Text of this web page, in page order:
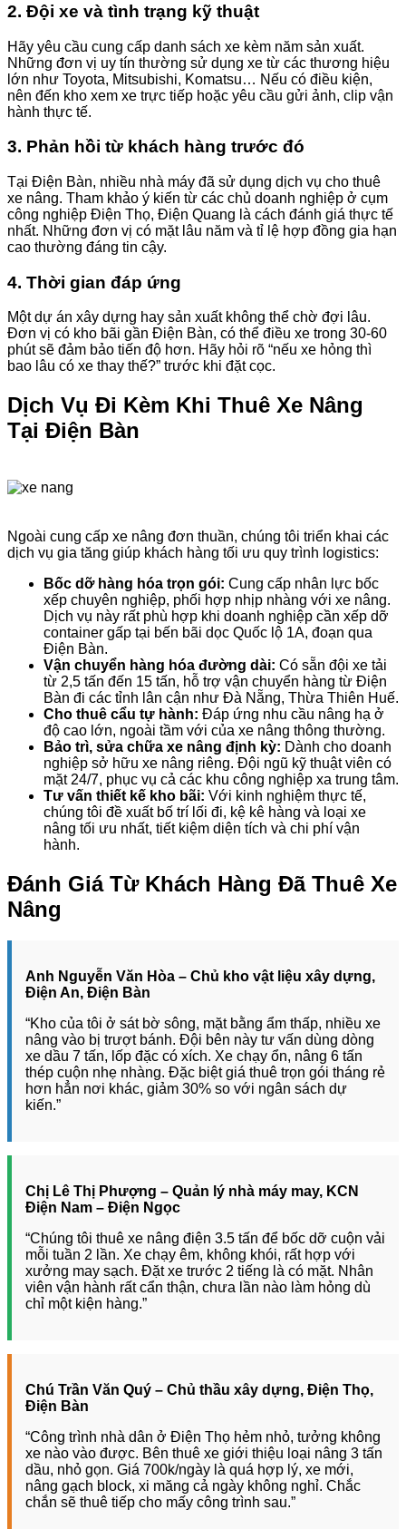
2. Đội xe và tình trạng kỹ thuật
Hãy yêu cầu cung cấp danh sách xe kèm năm sản xuất.
Những đơn vị uy tín thường sử dụng xe từ các thương hiệu
lớn như Toyota, Mitsubishi, Komatsu… Nếu có điều kiện,
nên đến kho xem xe trực tiếp hoặc yêu cầu gửi ảnh, clip vận
hành thực tế.
3. Phản hồi từ khách hàng trước đó
Tại Điện Bàn, nhiều nhà máy đã sử dụng dịch vụ cho thuê
xe nâng. Tham khảo ý kiến từ các chủ doanh nghiệp ở cụm
công nghiệp Điện Thọ, Điện Quang là cách đánh giá thực tế
nhất. Những đơn vị có mặt lâu năm và tỉ lệ hợp đồng gia hạn
cao thường đáng tin cậy.
4. Thời gian đáp ứng
Một dự án xây dựng hay sản xuất không thể chờ đợi lâu.
Đơn vị có kho bãi gần Điện Bàn, có thể điều xe trong 30-60
phút sẽ đảm bảo tiến độ hơn. Hãy hỏi rõ “nếu xe hỏng thì
bao lâu có xe thay thế?” trước khi đặt cọc.
Dịch Vụ Đi Kèm Khi Thuê Xe Nâng
Tại Điện Bàn
Ngoài cung cấp xe nâng đơn thuần, chúng tôi triển khai các
dịch vụ gia tăng giúp khách hàng tối ưu quy trình logistics:
Bốc dỡ hàng hóa trọn gói: Cung cấp nhân lực bốc
xếp chuyên nghiệp, phối hợp nhịp nhàng với xe nâng.
Dịch vụ này rất phù hợp khi doanh nghiệp cần xếp dỡ
container gấp tại bến bãi dọc Quốc lộ 1A, đoạn qua
Điện Bàn.
Vận chuyển hàng hóa đường dài: Có sẵn đội xe tải
từ 2,5 tấn đến 15 tấn, hỗ trợ vận chuyển hàng từ Điện
Bàn đi các tỉnh lân cận như Đà Nẵng, Thừa Thiên Huế.
Cho thuê cẩu tự hành: Đáp ứng nhu cầu nâng hạ ở
độ cao lớn, ngoài tầm với của xe nâng thông thường.
Bảo trì, sửa chữa xe nâng định kỳ: Dành cho doanh
nghiệp sở hữu xe nâng riêng. Đội ngũ kỹ thuật viên có
mặt 24/7, phục vụ cả các khu công nghiệp xa trung tâm.
Tư vấn thiết kế kho bãi: Với kinh nghiệm thực tế,
chúng tôi đề xuất bố trí lối đi, kệ kê hàng và loại xe
nâng tối ưu nhất, tiết kiệm diện tích và chi phí vận
hành.
Đánh Giá Từ Khách Hàng Đã Thuê Xe
Nâng
Anh Nguyễn Văn Hòa – Chủ kho vật liệu xây dựng,
Điện An, Điện Bàn
“Kho của tôi ở sát bờ sông, mặt bằng ẩm thấp, nhiều xe
nâng vào bị trượt bánh. Đội bên này tư vấn dùng dòng
xe dầu 7 tấn, lốp đặc có xích. Xe chạy ổn, nâng 6 tấn
thép cuộn nhẹ nhàng. Đặc biệt giá thuê trọn gói tháng rẻ
hơn hẳn nơi khác, giảm 30% so với ngân sách dự
kiến.”
Chị Lê Thị Phượng – Quản lý nhà máy may, KCN
Điện Nam – Điện Ngọc
“Chúng tôi thuê xe nâng điện 3.5 tấn để bốc dỡ cuộn vải
mỗi tuần 2 lần. Xe chạy êm, không khói, rất hợp với
xưởng may sạch. Đặt xe trước 2 tiếng là có mặt. Nhân
viên vận hành rất cẩn thận, chưa lần nào làm hỏng dù
chỉ một kiện hàng.”
Chú Trần Văn Quý – Chủ thầu xây dựng, Điện Thọ,
Điện Bàn
“Công trình nhà dân ở Điện Thọ hẻm nhỏ, tưởng không
xe nào vào được. Bên thuê xe giới thiệu loại nâng 3 tấn
dầu, nhỏ gọn. Giá 700k/ngày là quá hợp lý, xe mới,
nâng gạch block, xi măng cả ngày không nghỉ. Chắc
chắn sẽ thuê tiếp cho mấy công trình sau.”